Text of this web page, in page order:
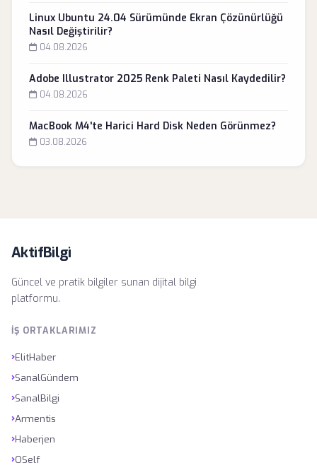
Linux Ubuntu 24.04 Sürümünde Ekran Çözünürlüğü
Nasıl Değiştirilir?
04.08.2026
Adobe Illustrator 2025 Renk Paleti Nasıl Kaydedilir?
04.08.2026
MacBook M4'te Harici Hard Disk Neden Görünmez?
03.08.2026
AktifBilgi
Güncel ve pratik bilgiler sunan dijital bilgi
platformu.
İŞ ORTAKLARIMIZ
›ElitHaber
›SanalGündem
›SanalBilgi
›Armentis
›Haberjen
›OSelf